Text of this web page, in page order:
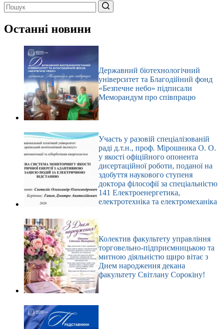
результатів
Останні новини
Державний біотехнологічний
університет та Благодійний фонд
«Безпечне небо» підписали
Меморандум про співпрацю
Участь у разовій спеціалізованій
раді д.т.н., проф. Мірошника О. О.
у якості офіційного опонента
дисертаційної роботи, поданої на
здобуття наукового ступеня
доктора філософії за спеціальністю
141 Електроенергетика,
електротехніка та електромеханіка
Колектив факультету управління
торговельно-підприємницькою та
митною діяльністю щиро вітає з
Днем народження декана
факультету Світлану Сорокіну!